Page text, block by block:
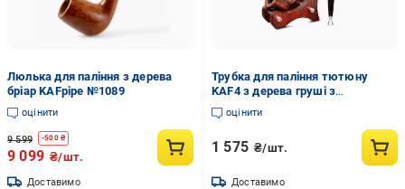
Люлька для паління з дерева
бріар KAFpipe №1089
оцінити
9 599 -500₴
9 099 ₴/шт.
Доставимо
Трубка для паління тютюну
KAF4 з дерева груші з
підставкою та тампером T2
(31034161)
оцінити
1 575 ₴/шт.
Доставимо